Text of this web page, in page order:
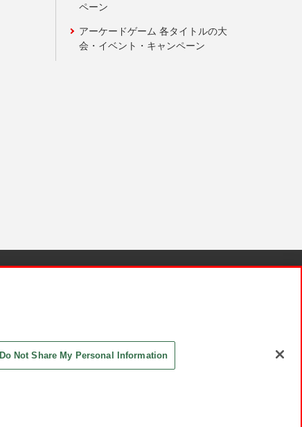
ペーン
アーケードゲーム 各タイトルの大
会・イベント・キャンペーン
Do Not Share My Personal Information